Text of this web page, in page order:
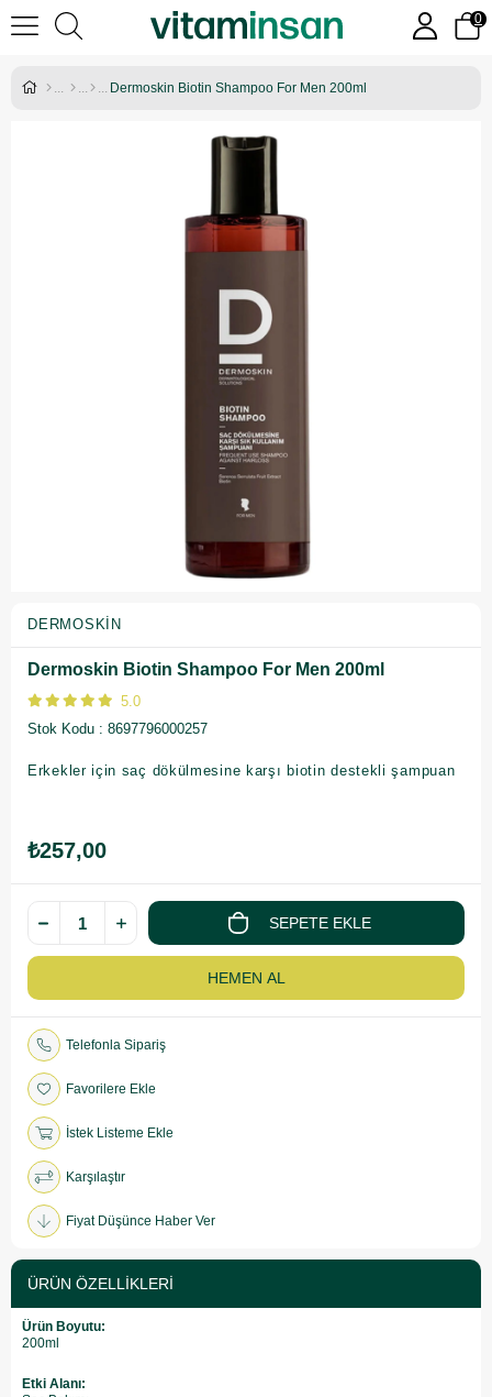
0
Dermoskin Biotin Shampoo For Men 200ml
DERMOSKIN
Dermoskin Biotin Shampoo For Men 200ml
5.0
Stok Kodu
8697796000257
Erkekler için saç dökülmesine karşı biotin destekli şampuan
₺257,00
Telefonla Sipariş
Favorilere Ekle
İstek Listeme Ekle
Karşılaştır
Fiyat Düşünce Haber Ver
ÜRÜN ÖZELLIKLERI
Ürün Boyutu:
200ml
Etki Alanı: